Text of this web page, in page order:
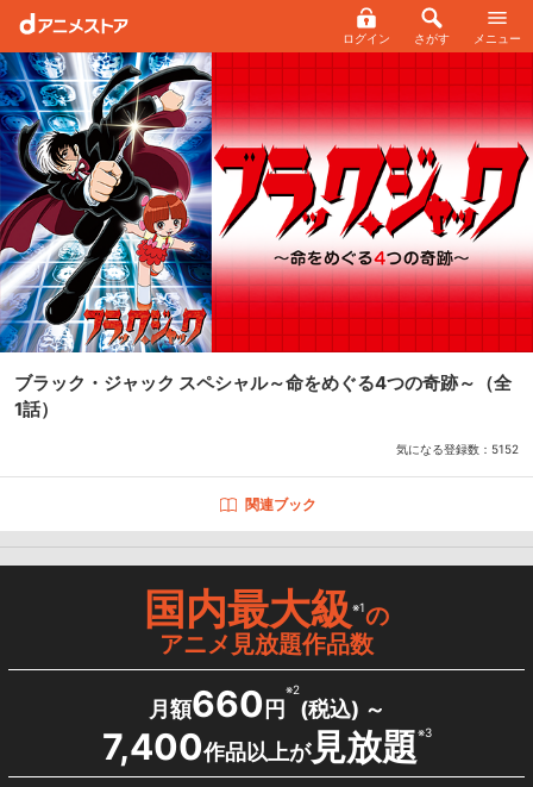
ログイン さがす メニュー
ブラック・ジャック スペシャル～命をめぐる4つの奇跡～ （全
1話）
気になる登録数： 5152
関連ブック
国内最大級※1の
アニメ見放題作品数
月額660 円
※2
(税込) ～
7,400作品以上が見放題※3